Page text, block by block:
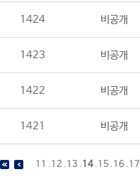
1424 비공개
1423 비공개
1422 비공개
1421 비공개
11 .12 .13 .14 .15 .16 .17